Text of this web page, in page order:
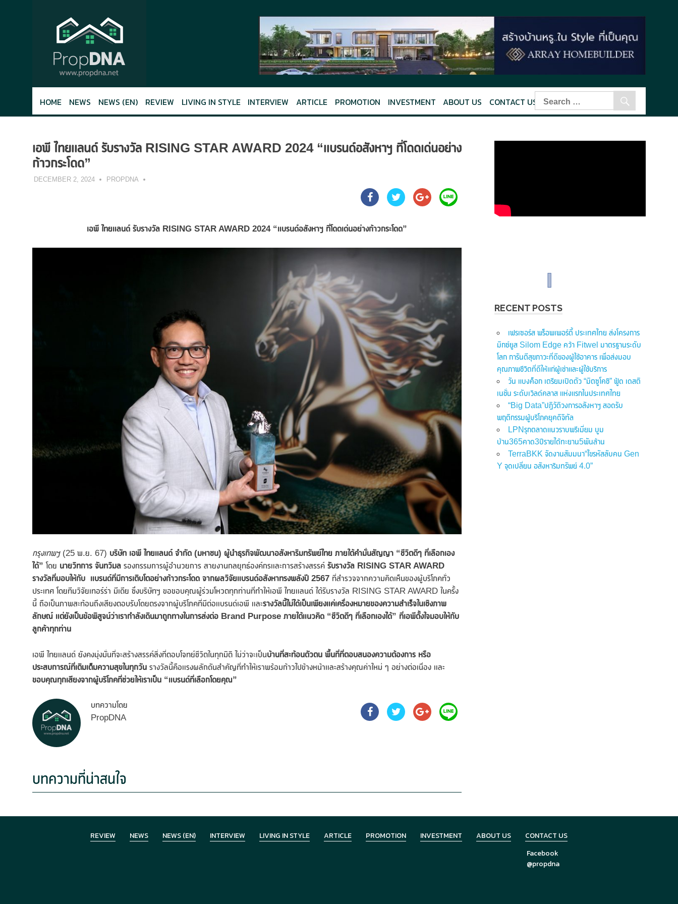
HOME NEWS NEWS (EN) REVIEW LIVING IN STYLE INTERVIEW ARTICLE PROMOTION INVESTMENT ABOUT US CONTACT US
เอพี ไทยแลนด์ รับรางวัล RISING STAR AWARD 2024 “แบรนด์อสังหาฯ ที่โดดเด่นอย่าง
ก้าวกระโดด”
DECEMBER 2, 2024 PROPDNA
เอพี ไทยแลนด์ รับรางวัล RISING STAR AWARD 2024 “แบรนด์อสังหาฯ ที่โดดเด่นอย่างก้าวกระโดด”
กรุงเทพฯ (25 พ.ย. 67) บริษัท เอพี ไทยแลนด์ จำกัด (มหาชน) ผู้นำธุรกิจพัฒนาอสังหาริมทรัพย์ไทย ภายใต้คำมั่นสัญญา “ชีวิตดีๆ ที่เลือกเอง
ได้” โดย นายวิทการ จันทวิมล รองกรรมการผู้อำนวยการ สายงานกลยุทธ์องค์กรและการสร้างสรรค์ รับรางวัล RISING STAR AWARD
รางวัลที่มอบให้กับ แบรนด์ที่มีการเติบโตอย่างก้าวกระโดด จากผลวิจัยแบรนด์อสังหาทรงพลังปี 2567 ที่สำรวจจากความคิดเห็นของผู้บริโภคทั่ว
ประเทศ โดยทีมวิจัยเทอร์ร่า มีเดีย ซึ่งบริษัทฯ ขอขอบคุณผู้ร่วมโหวตทุกท่านที่ทำให้เอพี ไทยแลนด์ ได้รับรางวัล RISING STAR AWARD ในครั้ง
นี้ ถือเป็นภาพสะท้อนถึงเสียงตอบรับโดยตรงจากผู้บริโภคที่มีต่อแบรนด์เอพี และรางวัลนี้ไม่ได้เป็นเพียงแค่เครื่องหมายของความสำเร็จในเชิงภาพ
ลักษณ์ แต่ยังเป็นข้อพิสูจน์ว่าเรากำลังเดินมาถูกทางในการส่งต่อ Brand Purpose ภายใต้แนวคิด “ชีวิตดีๆ ที่เลือกเองได้” ที่เอพีตั้งใจมอบให้กับ
ลูกค้าทุกท่าน
เอพี ไทยแลนด์ ยังคงมุ่งมั่นที่จะสร้างสรรค์สิ่งที่ตอบโจทย์ชีวิตในทุกมิติ ไม่ว่าจะเป็นบ้านที่สะท้อนตัวตน พื้นที่ที่ตอบสนองความต้องการ หรือ
ประสบการณ์ที่เติมเต็มความสุขในทุกวัน รางวัลนี้คือแรงผลักดันสำคัญที่ทำให้เราพร้อมก้าวไปข้างหน้าและสร้างคุณค่าใหม่ ๆ อย่างต่อเนื่อง และ
ขอบคุณทุกเสียงจากผู้บริโภคที่ช่วยให้เราเป็น “แบรนด์ที่เลือกโดยคุณ”
บทความโดย
PropDNA
บทความที่น่าสนใจ
RECENT POSTS
เฟรเซอร์ส พร็อพเพอร์ตี้ ประเทศไทย ส่งโครงการ
มิกซ์ยูส Silom Edge คว้า Fitwel มาตรฐานระดับ
โลก การันตีสุขภาวะที่ดีของผู้ใช้อาคาร เพื่อส่งมอบ
คุณภาพชีวิตที่ดีให้แก่ผู้เช่าและผู้ใช้บริการ
วัน แบงค็อก เตรียมเปิดตัว “มิตซูโคชิ” ฟู้ด เดสติ
เนชั่น ระดับเวิลด์คลาส แห่งแรกในประเทศไทย
“Big Data”ปฏิวัติวงการอสังหาฯ สอดรับ
พฤติกรรมผู้บริโภคยุคดิจิทัล
LPNรุกตลาดแนวราบพรีเมี่ยม บูม
บ้าน365คาด3ปีรายได้ทะยาน5พันล้าน
TerraBKK จัดงานสัมมนา“ไขรหัสลับคน Gen
Y จุดเปลี่ยน อสังหาริมทรัพย์ 4.0”
REVIEW NEWS NEWS (EN) INTERVIEW LIVING IN STYLE ARTICLE PROMOTION INVESTMENT ABOUT US
CONTACT US
Facebook
@propdna